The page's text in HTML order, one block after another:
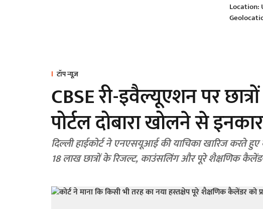
Location:
टॉप न्यूज़
CBSE री-इवैल्यूएशन पर
पोर्टल दोबारा खोलने से इनकार
दिल्ली हाईकोर्ट ने एनएसयूआई की याचिका खारिज करते हुए
18 लाख छात्रों के रिजल्ट, काउंसलिंग और पूरे शैक्षणिक